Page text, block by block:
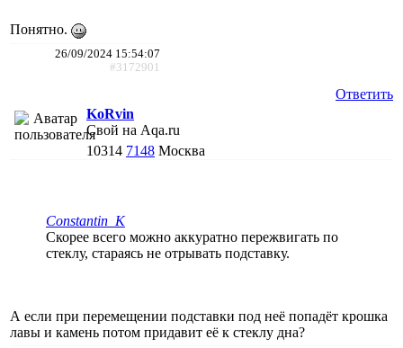
Понятно.
26/09/2024 15:54:07
#3172901
Ответить
KoRvin
Свой на Aqa.ru
10314 7148 Москва
Constantin_K
Скорее всего можно аккуратно пережвигать по
стеклу, стараясь не отрывать подставку.
А если при перемещении подставки под неё попадёт крошка
лавы и камень потом придавит её к стеклу дна?